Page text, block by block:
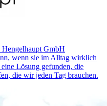
GmbH
wenn sie im Alltag wirklich
Lösung gefunden, die
die wir jeden Tag brauchen.